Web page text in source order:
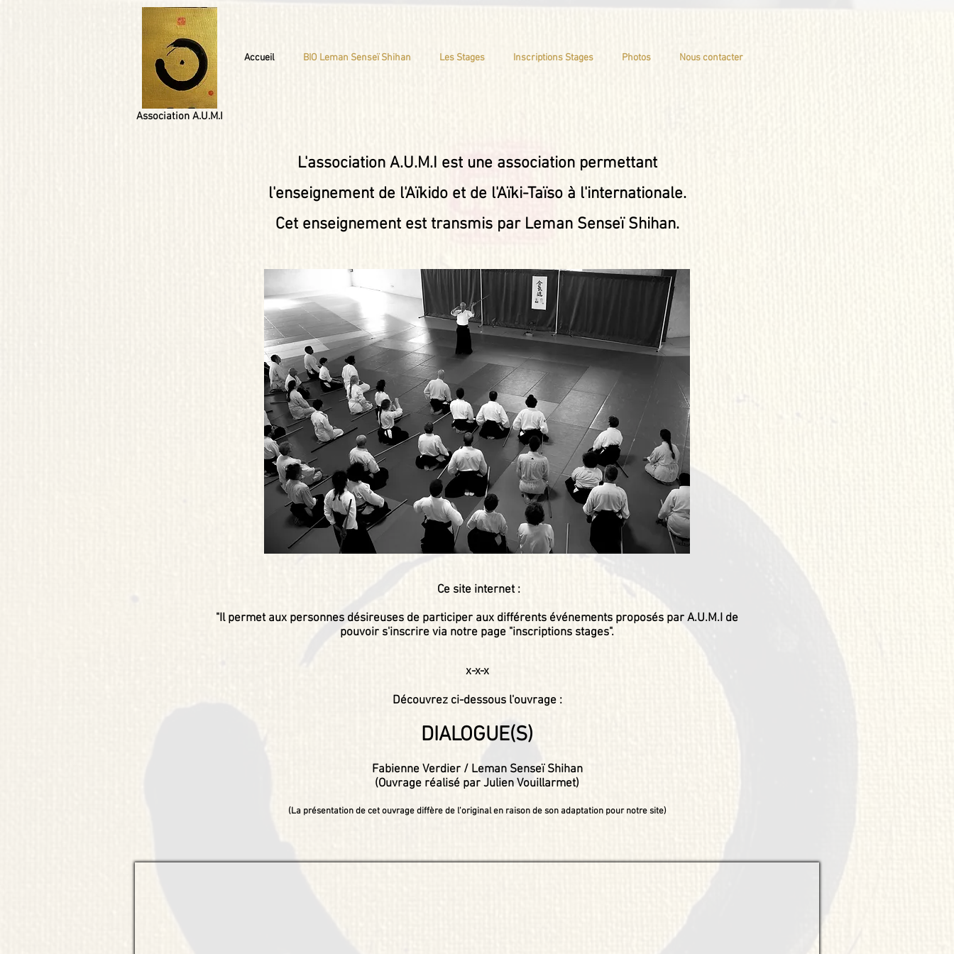
Association A.U.M.I
Accueil BIO Leman Senseï Shihan Les Stages Inscriptions Stages Photos Nous contacter
L'association A.U.M.I est une association permettant
l'enseignement de l'Aïkido et de l'Aïki-Taïso à l'internationale.
Cet enseignement est transmis par Leman Senseï Shihan.
Ce site internet :
"Il permet aux personnes désireuses de participer aux différents événements proposés par A.U.M.I de
pouvoir s'inscrire via notre page "inscriptions stages".
x-x-x
Découvrez ci-dessous l'ouvrage :
DIALOGUE(S)
Fabienne Verdier / Leman Senseï Shihan
(Ouvrage réalisé par Julien Vouillarmet)
(La présentation de cet ouvrage diffère de l'original en raison de son adaptation pour notre site)